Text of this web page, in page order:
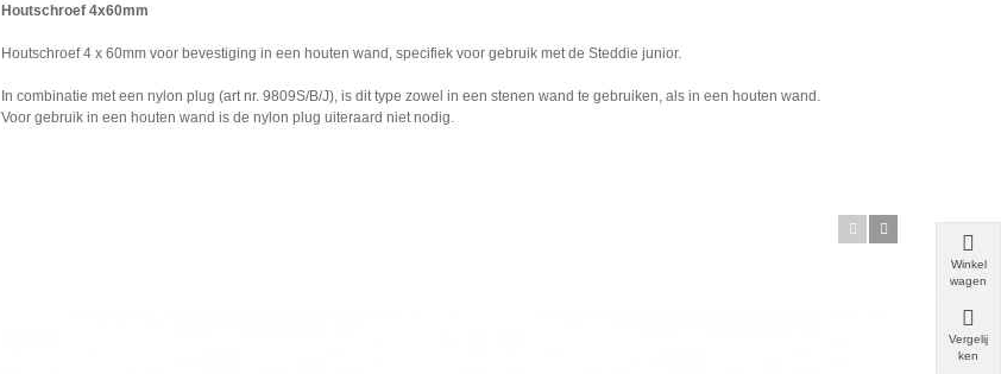
Houtschroef 4x60mm
Houtschroef 4 x 60mm voor bevestiging in een houten wand, specifiek voor gebruik met de Steddie junior.
In combinatie met een nylon plug (art nr. 9809S/B/J), is dit type zowel in een stenen wand te gebruiken, als in een houten wand.
Voor gebruik in een houten wand is de nylon plug uiteraard niet nodig.
Winkel
wagen
Vergelij
ken